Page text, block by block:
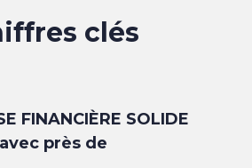
clés
FINANCIÈRE SOLIDE
avec près de